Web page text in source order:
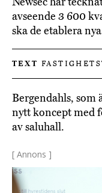
avseende 3 600
ska de etablera
TEXT
Bergendahls, som
nytt koncept med
av saluhall.
[ Annons ]